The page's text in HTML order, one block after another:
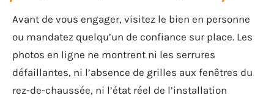
Avant de vous engager, visitez le bien en personne
ou mandatez quelqu’un de confiance sur place. Les
photos en ligne ne montrent ni les serrures
défaillantes, ni l’absence de grilles aux fenêtres du
rez-de-chaussée, ni l’état réel de l’installation